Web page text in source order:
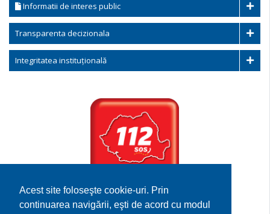
Acest site foloseşte cookie-uri. Prin
continuarea navigării, eşti de acord cu modul
Informatii de interes public
Transparenta decizionala
Integritatea instituțională
Serviciului de
Urgenta 112